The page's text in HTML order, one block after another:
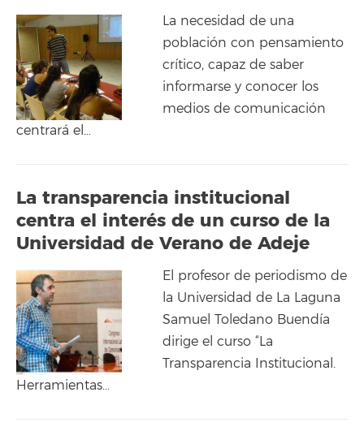
La necesidad de una
población con pensamiento
crítico, capaz de saber
informarse y conocer los
medios de comunicación
centrará el…
La transparencia institucional
centra el interés de un curso de la
Universidad de Verano de Adeje
El profesor de periodismo de
la Universidad de La Laguna
Samuel Toledano Buendía
dirige el curso “La
Transparencia Institucional.
Herramientas…